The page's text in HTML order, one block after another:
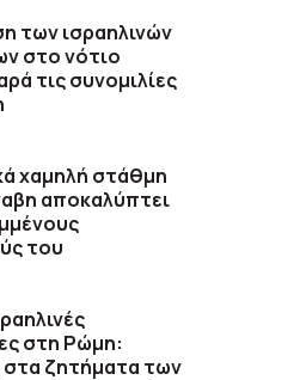
των ισραηλινών
στο νότιο
τις συνομιλίες
χαμηλή στάθμη
αποκαλύπτει
του
στη Ρώμη:
ζητήματα των